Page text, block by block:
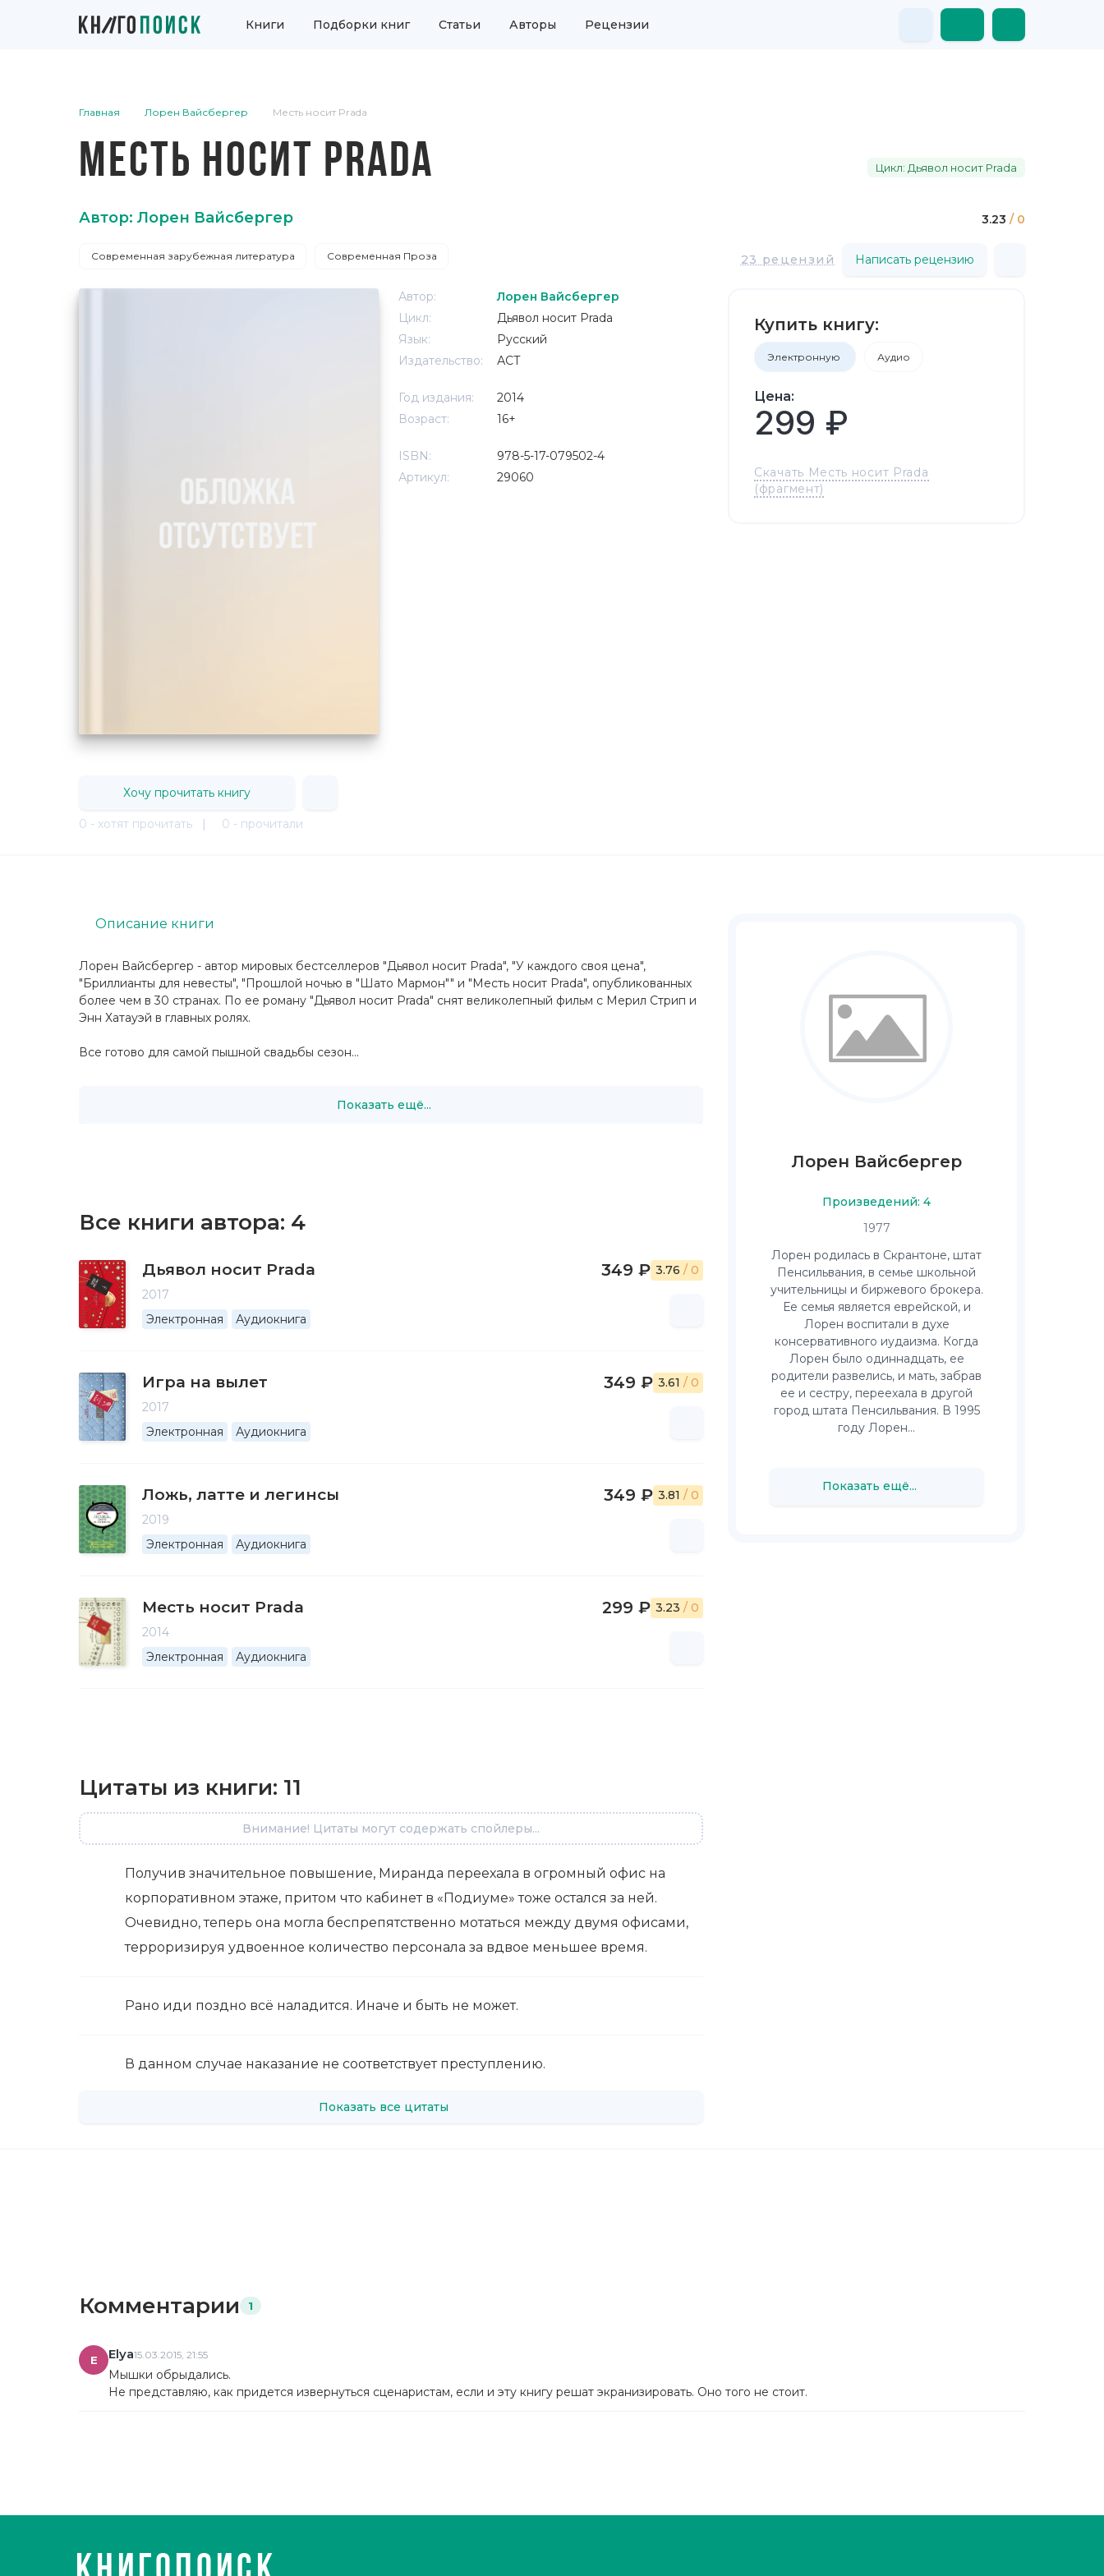
Книги Подборки книг Статьи Авторы Рецензии
Главная Лорен Вайсбергер Месть носит Prada
МЕСТЬ НОСИТ PRADA Цикл: Дьявол носит Prada
Автор: Лорен Вайсбергер 3.23 / 0
Современная зарубежная литература Современная Проза 23 рецензий Написать рецензию
Автор:
Лорен Вайсбергер
Цикл:
Дьявол носит Prada
Язык:
Русский
Издательство:
АСТ
Год издания:
2014
Возраст:
16+
ISBN:
978-5-17-079502-4
Артикул:
29060
Купить книгу:
Электронную Аудио
Цена:
299 ₽
Скачать Месть носит Prada
(фрагмент)
Хочу прочитать книгу
0 - хотят прочитать | 0 - прочитали
Лорен Вайсбергер - автор мировых бестселлеров "Дьявол носит Prada", "У каждого своя цена",
"Бриллианты для невесты", "Прошлой ночью в "Шато Мармон"" и "Месть носит Prada", опубликованных
более чем в 30 странах. По ее роману "Дьявол носит Prada" снят великолепный фильм с Мерил Стрип и
Энн Хатауэй в главных ролях.
Все готово для самой пышной свадьбы сезон...
Показать ещё...
Описание книги
Все книги автора: 4
Дьявол носит Prada
2017
Электронная
Аудиокнига
349 ₽ 3.76 / 0
Игра на вылет
2017
Электронная
Аудиокнига
349 ₽ 3.61 / 0
Ложь, латте и легинсы
2019
Электронная
Аудиокнига
349 ₽ 3.81 / 0
Месть носит Prada
2014
Электронная
Аудиокнига
299 ₽ 3.23 / 0
Цитаты из книги: 11
Внимание! Цитаты могут содержать спойлеры...
Получив значительное повышение, Миранда переехала в огромный офис на
корпоративном этаже, притом что кабинет в «Подиуме» тоже остался за ней.
Очевидно, теперь она могла беспрепятственно мотаться между двумя офисами,
терроризируя удвоенное количество персонала за вдвое меньшее время.
Рано иди поздно всё наладится. Иначе и быть не может.
В данном случае наказание не соответствует преступлению.
Показать все цитаты
Лорен Вайсбергер
Произведений: 4
1977
Лорен родилась в Скрантоне, штат
Пенсильвания, в семье школьной
учительницы и биржевого брокера.
Ее семья является еврейской, и
Лорен воспитали в духе
консервативного иудаизма. Когда
Лорен было одиннадцать, ее
родители развелись, и мать, забрав
ее и сестру, переехала в другой
город штата Пенсильвания. В 1995
году Лорен...
Показать ещё...
Комментарии 1
E Elya15.03.2015, 21:55
Мышки обрыдались.
Не представляю, как придется извернуться сценаристам, если и эту книгу решат экранизировать. Оно того не стоит.